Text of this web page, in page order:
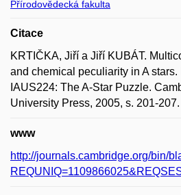
Přírodovědecká fakulta
Citace
KRTIČKA, Jiří a Jiří KUBÁT.
and chemical peculiarity in A
IAUS224: The A-Star Puzzle.
University Press, 2005, s. 201-
www
http://journals.cambridge.org/bin/